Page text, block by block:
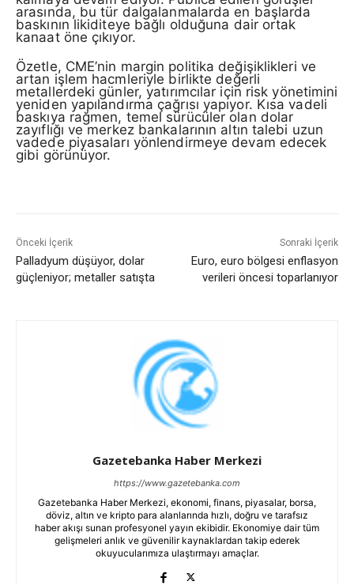
arasında, bu tür dalgalanmalarda en başlarda
baskının likiditeye bağlı olduğuna dair ortak
kanaat öne çıkıyor.
Özetle, CME’nin margin politika değişiklikleri ve
artan işlem hacmleriyle birlikte değerli
metallerdeki günler, yatırımcılar için risk yönetimini
yeniden yapılandırma çağrısı yapıyor. Kısa vadeli
baskıya rağmen, temel sürücüler olan dolar
zayıflığı ve merkez bankalarının altın talebi uzun
vadede piyasaları yönlendirmeye devam edecek
gibi görünüyor.
Önceki İçerik
Palladyum düşüyor, dolar
güçleniyor; metaller satışta
Sonraki İçerik
Euro, euro bölgesi enflasyon
verileri öncesi toparlanıyor
Gazetebanka Haber Merkezi
https://www.gazetebanka.com
Gazetebanka Haber Merkezi, ekonomi, finans, piyasalar, borsa,
döviz, altın ve kripto para alanlarında hızlı, doğru ve tarafsız
haber akışı sunan profesyonel yayın ekibidir. Ekonomiye dair tüm
gelişmeleri anlık ve güvenilir kaynaklardan takip ederek
okuyucularımıza ulaştırmayı amaçlar.